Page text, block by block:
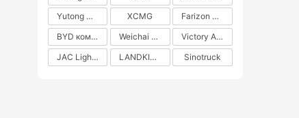
Yutong Heavy Truck
XCMG
Farizon New Energy
BYD коммерческие автомобили на новых источниках энергии
Weichai Power
Victory Auto
JAC Light Truck
LANDKING Sinotruck